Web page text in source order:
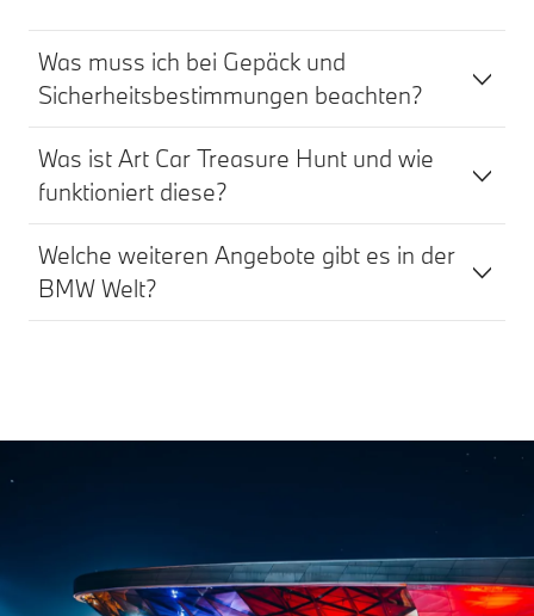
Was muss ich bei Gepäck und
Sicherheitsbestimmungen beachten?
Was ist Art Car Treasure Hunt und wie
funktioniert diese?
Welche weiteren Angebote gibt es in der
BMW Welt?